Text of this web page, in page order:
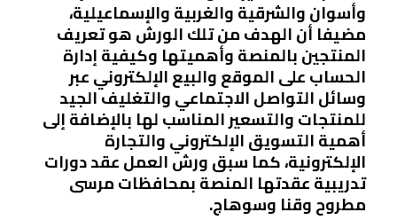
وأسوان والشرقية والغربية والإسماعيلية،
مضيفا أن الهدف من تلك الورش هو تعريف
المنتجين بالمنصة وأهميتها وكيفية إدارة
الحساب على الموقع والبيع الإلكتروني عبر
وسائل التواصل الاجتماعي والتغليف الجيد
للمنتجات والتسعير المناسب لها بالإضافة إلى
أهمية التسويق الإلكتروني والتجارة
الإلكترونية، كما سبق ورش العمل عقد دورات
تدريبية عقدتها المنصة بمحافظات مرسى
مطروح وقنا وسوهاج.